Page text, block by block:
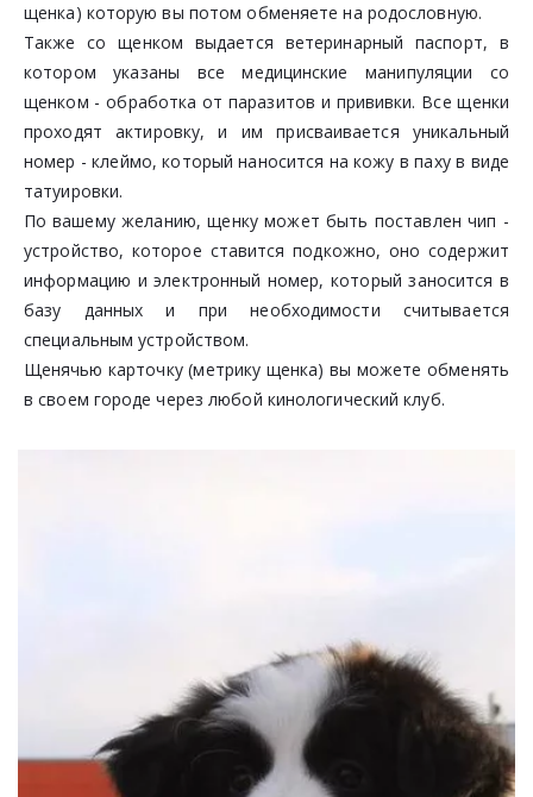
щенка) которую вы потом обменяете на родословную.
Также со щенком выдается ветеринарный паспорт, в
котором указаны все медицинские манипуляции со
щенком - обработка от паразитов и прививки. Все щенки
проходят актировку, и им присваивается уникальный
номер - клеймо, который наносится на кожу в паху в виде
татуировки.
По вашему желанию, щенку может быть поставлен чип -
устройство, которое ставится подкожно, оно содержит
информацию и электронный номер, который заносится в
базу данных и при необходимости считывается
специальным устройством.
Щенячью карточку (метрику щенка) вы можете обменять
в своем городе через любой кинологический клуб.